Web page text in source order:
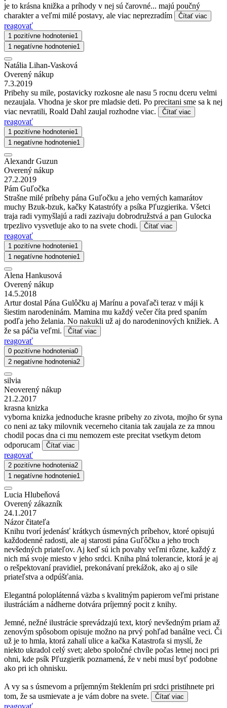
je to krásna knižka a príhody v nej sú čarovné... majú poučný
charakter a veľmi milé postavy, ale viac neprezradím
Čítať viac
reagovať
1 pozitívne hodnotenie1
1 negatívne hodnotenie1
Natália Lihan-Vasková
Overený nákup
7.3.2019
Pribehy su mile, postavicky rozkosne ale nasu 5 rocnu dceru velmi
nezaujala. Vhodna je skor pre mladsie deti. Po precitani sme sa k nej
viac nevratili, Roald Dahl zaujal rozhodne viac.
Čítať viac
reagovať
1 pozitívne hodnotenie1
1 negatívne hodnotenie1
Alexandr Guzun
Overený nákup
27.2.2019
Pám Guľočka
Strašne milé príbehy pána Guľočku a jeho verných kamarátov
muchy Bzuk-bzuk, kačky Katastrófy a psíka Pľuzgierika. Všetci
traja radi vymyšlajú a radi zazivaju dobrodružstvá a pan Gulocka
trpezlivo vysvetluje ako to na svete chodi.
Čítať viac
reagovať
1 pozitívne hodnotenie1
1 negatívne hodnotenie1
Alena Hankusová
Overený nákup
14.5.2018
Artur dostal Pána Gulôčku aj Marínu a povaľači teraz v máji k
šiestim narodeninám. Mamina mu každý večer číta pred spaním
podľa jeho želania. No nakukli už aj do narodeninových knižiek. A
že sa páčia veľmi.
Čítať viac
reagovať
0 pozitívne hodnotenia0
2 negatívne hodnotenia2
silvia
Neoverený nákup
21.2.2017
krasna knizka
vyborna knizka jednoduche krasne pribehy zo zivota, mojho 6r syna
co neni az taky milovnik vecerneho citania tak zaujala ze za mnou
chodil pocas dna ci mu nemozem este precitat vsetkym detom
odporucam
Čítať viac
reagovať
2 pozitívne hodnotenia2
1 negatívne hodnotenie1
Lucia Hlubeňová
Overený zákazník
24.1.2017
Názor čitateľa
Knihu tvorí jedenásť krátkych úsmevných príbehov, ktoré opisujú
každodenné radosti, ale aj starosti pána Guľôčku a jeho troch
nevšedných priateľov. Aj keď sú ich povahy veľmi rôzne, každý z
nich má svoje miesto v jeho srdci. Kniha plná tolerancie, ktorá je aj
o rešpektovaní pravidiel, prekonávaní prekážok, ako aj o sile
priateľstva a odpúšťania.
Elegantná poloplátenná väzba s kvalitným papierom veľmi pristane
ilustráciám a nádherne dotvára príjemný pocit z knihy.
Jemné, nežné ilustrácie sprevádzajú text, ktorý nevšedným priam až
zenovým spôsobom opisuje možno na prvý pohľad banálne veci. Či
už je to hmla, ktorá zahalí ulice a kačka Katastrofa si myslí, že
niekto ukradol celý svet; alebo spoločné chvíle počas letnej noci pri
ohni, kde psík Pľuzgierik poznamená, že v nebi musí byť podobne
ako pri ich ohnisku.
A vy sa s úsmevom a príjemným šteklením pri srdci pristihnete pri
tom, že sa usmievate a je vám dobre na svete.
Čítať viac
reagovať